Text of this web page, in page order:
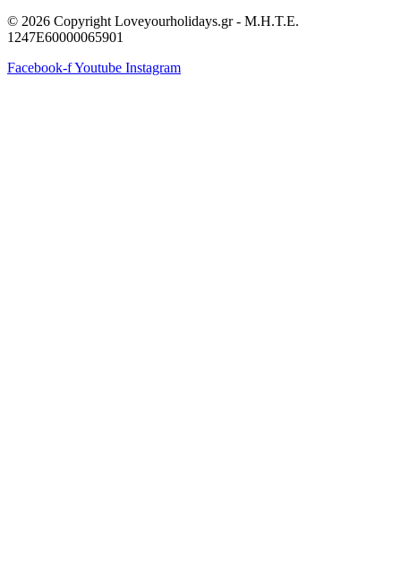
© 2026 Copyright Loveyourholidays.gr - M.H.T.E.
1247Ε60000065901
Facebook-fYoutube Instagram